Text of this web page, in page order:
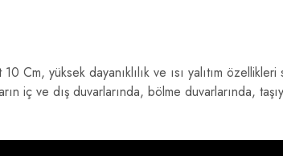
Cm, yüksek dayanıklılık ve ısı yalıtım
iç ve dış duvarlarında, bölme duvarlarında,